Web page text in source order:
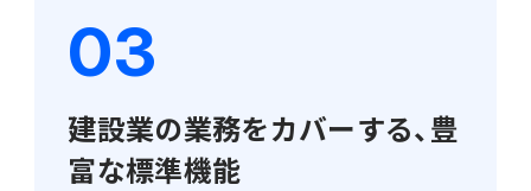
建設業の業務をカバーする、豊
富な標準機能